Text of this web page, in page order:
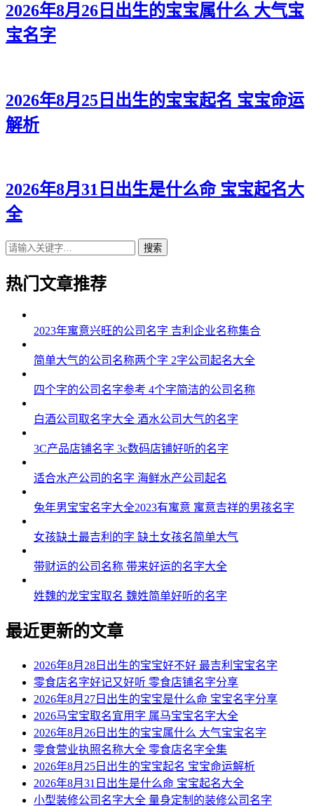
2026年8月26日出生的宝宝属什么 大气宝
宝名字
2026年8月25日出生的宝宝起名 宝宝命运
解析
2026年8月31日出生是什么命 宝宝起名大
全
搜索
热门文章推荐
2023年寓意兴旺的公司名字 吉利企业名称集合
简单大气的公司名称两个字 2字公司起名大全
四个字的公司名字参考 4个字简洁的公司名称
白酒公司取名字大全 酒水公司大气的名字
3C产品店铺名字 3c数码店铺好听的名字
适合水产公司的名字 海鲜水产公司起名
兔年男宝宝名字大全2023有寓意 寓意吉祥的男孩名字
女孩缺土最吉利的字 缺土女孩名简单大气
带财运的公司名称 带来好运的名字大全
姓魏的龙宝宝取名 魏姓简单好听的名字
最近更新的文章
2026年8月28日出生的宝宝好不好 最吉利宝宝名字
零食店名字好记又好听 零食店铺名字分享
2026年8月27日出生的宝宝是什么命 宝宝名字分享
2026马宝宝取名宜用字 属马宝宝名字大全
2026年8月26日出生的宝宝属什么 大气宝宝名字
零食营业执照名称大全 零食店名字全集
2026年8月25日出生的宝宝起名 宝宝命运解析
2026年8月31日出生是什么命 宝宝起名大全
小型装修公司名字大全 量身定制的装修公司名字